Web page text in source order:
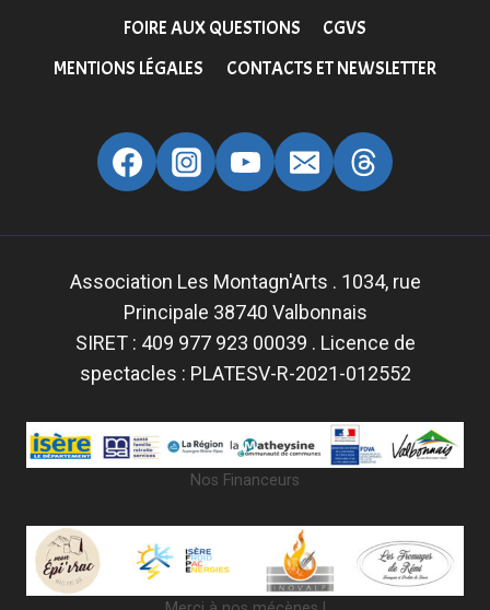
FOIRE AUX QUESTIONS
CGVS
MENTIONS LÉGALES
CONTACTS ET NEWSLETTER
Association Les Montagn'Arts . 1034, rue
Principale 38740 Valbonnais
SIRET : 409 977 923 00039 . Licence de
spectacles : PLATESV-R-2021-012552
Nos Financeurs